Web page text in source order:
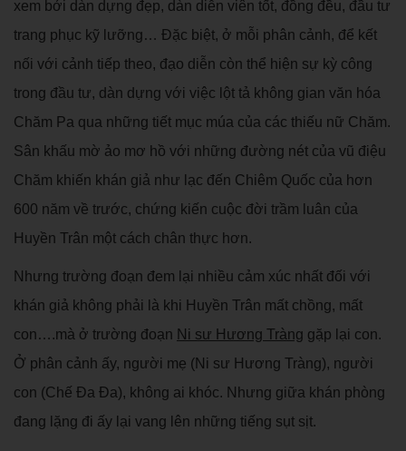
xem bởi dàn dựng đẹp, dàn diễn viên tốt, đồng đều, đầu tư
trang phục kỹ lưỡng… Đặc biệt, ở mỗi phân cảnh, để kết
nối với cảnh tiếp theo, đạo diễn còn thể hiện sự kỳ công
trong đầu tư, dàn dựng với việc lột tả không gian văn hóa
Chăm Pa qua những tiết mục múa của các thiếu nữ Chăm.
Sân khấu mờ ảo mơ hồ với những đường nét của vũ điệu
Chăm khiến khán giả như lạc đến Chiêm Quốc của hơn
600 năm về trước, chứng kiến cuộc đời trầm luân của
Huyền Trân một cách chân thực hơn.
Nhưng trường đoạn đem lại nhiều cảm xúc nhất đối với
khán giả không phải là khi Huyền Trân mất chồng, mất
con….mà ở trường đoạn Ni sư Hương Tràng gặp lại con.
Ở phân cảnh ấy, người mẹ (Ni sư Hương Tràng), người
con (Chế Đa Đa), không ai khóc. Nhưng giữa khán phòng
đang lặng đi ấy lại vang lên những tiếng sụt sịt.